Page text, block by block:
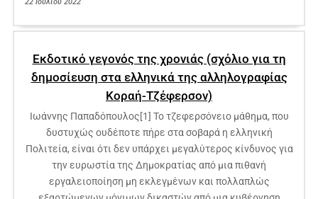
22 Ιουλίου 2022
Εκδοτικό γεγονός της χρονιάς (σχόλιο για τη
δημοσίευση στα ελληνικά της αλληλογραφίας
Κοραή-Τζέφερσον)
Ιωάννης Παπαδόπουλος[1] Το τζεφερσόνειο μάθημα, που
δυστυχώς ουδέποτε πήρε στα σοβαρά η ελληνική
Πολιτεία, είναι ότι δεν υπάρχει μεγαλύτερος κίνδυνος για
την ευρωστία της Δημοκρατίας από μια πιθανή
εργαλειοποίηση μη εκλεγμένων και πολλαπλώς